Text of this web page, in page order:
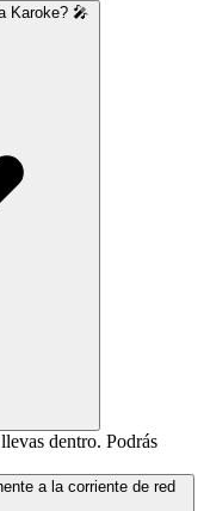
Karoke? 🎤
dentro. Podrás
a la corriente de red